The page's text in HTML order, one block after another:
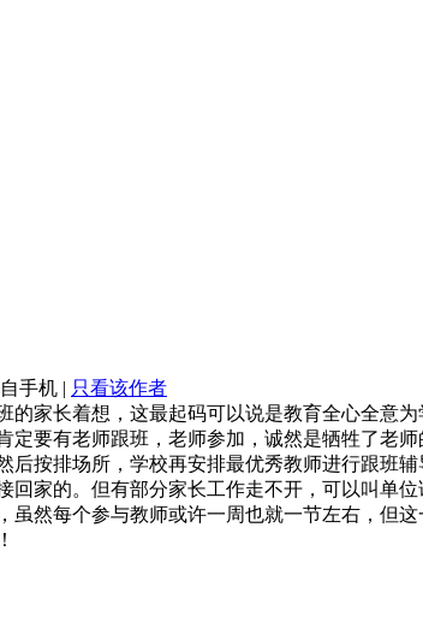
手机 | 只看该作者
的家长着想，这最起码可以说是教育全心全意
定要有老师跟班，老师参加，诚然是牺牲了老
后按排场所，学校再安排最优秀教师进行跟班
回家的。但有部分家长工作走不开，可以叫单
虽然每个参与教师或许一周也就一节左右，但